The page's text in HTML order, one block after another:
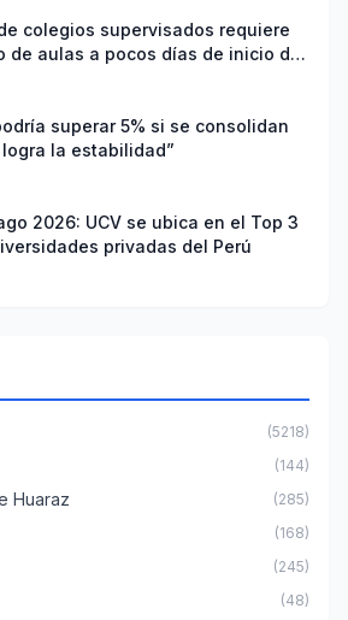
colegios supervisados requiere
de aulas a pocos días de inicio del
superar 5% si se consolidan
la estabilidad”
2026: UCV se ubica en el Top 3
privadas del Perú
(5218)
(144)
Huaraz (285)
(168)
(245)
(48)